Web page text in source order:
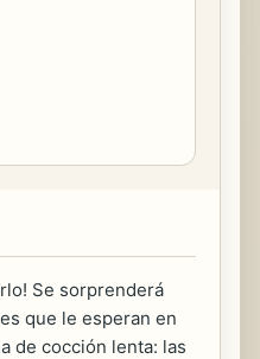
Se sorprenderá
que le esperan en
de cocción lenta: las